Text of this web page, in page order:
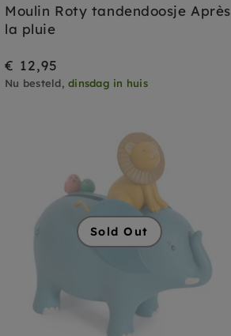
Moulin Roty tandendoosje Après
la pluie
€ 12,95
Nu besteld, dinsdag in huis
Sold Out